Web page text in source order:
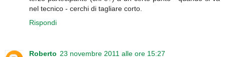
nel tecnico - cerchi di tagliare corto.
Rispondi
Roberto 23 novembre 2011 alle ore 15:27